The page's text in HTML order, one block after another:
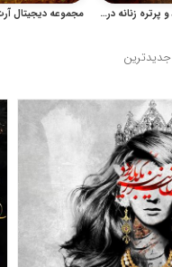
مجموعه نقاشیخط و پرتره زنانه در هنر دیجیتال ایرانی
جدیدترین